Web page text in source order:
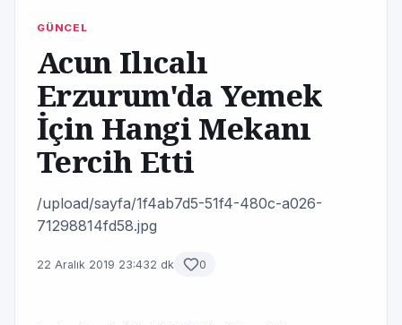
GÜNCEL
Acun Ilıcalı
Erzurum'da Yemek
İçin Hangi Mekanı
Tercih Etti
/upload/sayfa/1f4ab7d5-51f4-480c-a026-
71298814fd58.jpg
22 Aralık 2019 23:432 dk 0